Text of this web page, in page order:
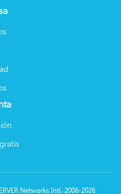
Networks Intl. 2006-2026